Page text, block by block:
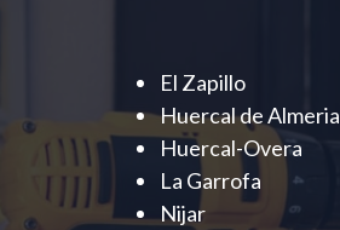
El Zapillo
Huercal de Almeria
Huercal-Overa
La Garrofa
Nijar